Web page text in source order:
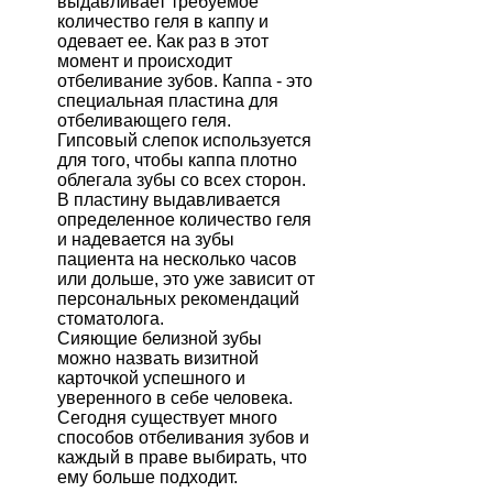
количество геля в каппу и
одевает ее. Как раз в этот
момент и происходит
отбеливание зубов. Каппа - это
специальная пластина для
отбеливающего геля.
Гипсовый слепок используется
для того, чтобы каппа плотно
облегала зубы со всех сторон.
В пластину выдавливается
определенное количество геля
и надевается на зубы
пациента на несколько часов
или дольше, это уже зависит от
персональных рекомендаций
стоматолога.
Сияющие белизной зубы
можно назвать визитной
карточкой успешного и
уверенного в себе человека.
Сегодня существует много
способов отбеливания зубов и
каждый в праве выбирать, что
ему больше подходит.